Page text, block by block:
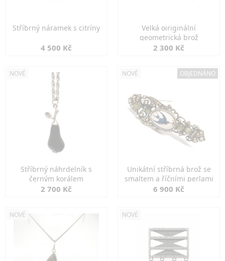
Stříbrný náramek s citríny
4 500 Kč
Velká oiriginální
geometrická brož
2 300 Kč
NOVÉ
Stříbrný náhrdelník s
černým korálem
2 700 Kč
NOVÉ OBJEDNÁNO
Unikátní stříbrná brož se
smaltem a říčními perlami
6 900 Kč
NOVÉ NOVÉ